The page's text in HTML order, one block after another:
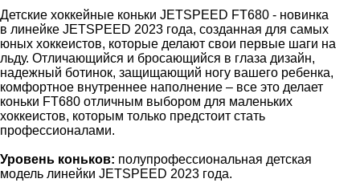
Детские хоккейные коньки JETSPEED FT680 - новинка
в линейке JETSPEED 2023 года, созданная для самых
юных хоккеистов, которые делают свои первые шаги на
льду. Отличающийся и бросающийся в глаза дизайн,
надежный ботинок, защищающий ногу вашего ребенка,
комфортное внутреннее наполнение – все это делает
коньки FT680 отличным выбором для маленьких
хоккеистов, которым только предстоит стать
профессионалами.
Уровень коньков: полупрофессиональная детская
модель линейки JETSPEED 2023 года.